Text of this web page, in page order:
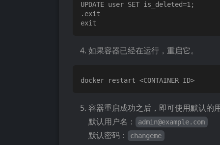
UPDATE user SET is_deleted=1;
.exit
如果容器已经在运行，重启它。
容器重启成功之后，即可使用默认的
默认用户名：
admin@example.com
默认密码： changeme